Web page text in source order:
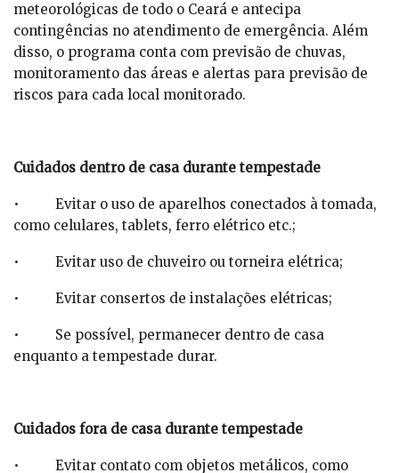
meteorológicas de todo o Ceará e antecipa
contingências no atendimento de emergência. Além
disso, o programa conta com previsão de chuvas,
monitoramento das áreas e alertas para previsão de
riscos para cada local monitorado.
Cuidados dentro de casa durante tempestade
• Evitar o uso de aparelhos conectados à tomada,
como celulares, tablets, ferro elétrico etc.;
• Evitar uso de chuveiro ou torneira elétrica;
• Evitar consertos de instalações elétricas;
• Se possível, permanecer dentro de casa
enquanto a tempestade durar.
Cuidados fora de casa durante tempestade
• Evitar contato com objetos metálicos, como